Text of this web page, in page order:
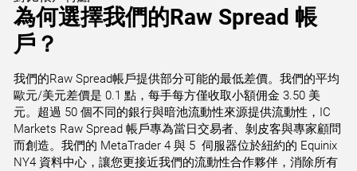
為何選擇我們的Raw Spread 帳
戶？
我們的Raw Spread帳戶提供部分可能的最低差價。我們的平均
歐元/美元差價是 0.1 點，每手每方僅收取小額佣金 3.50 美
元。超過 50 個不同的銀行與暗池流動性來源提供流動性，IC
Markets Raw Spread 帳戶專為當日交易者、剝皮客與專家顧問
而創造。我們的 MetaTrader 4 與 5 伺服器位於紐約的 Equinix
NY4 資料中心，讓您更接近我們的流動性合作夥伴，消除所有